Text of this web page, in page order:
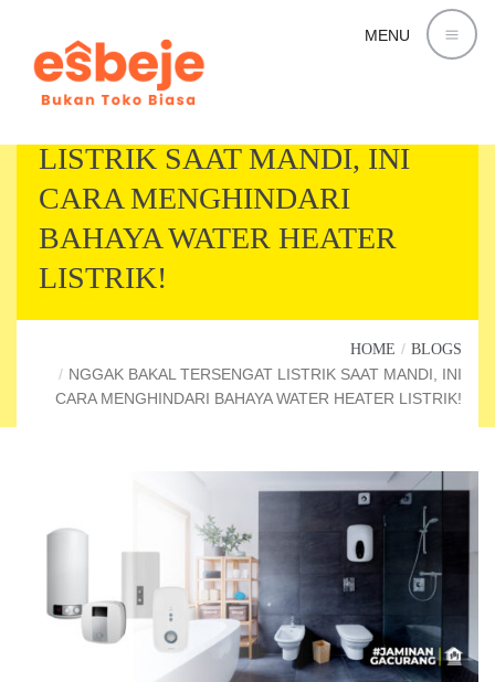
MENU
LISTRIK SAAT MANDI, INI
CARA MENGHINDARI
BAHAYA WATER HEATER
LISTRIK!
HOME BLOGS
NGGAK BAKAL TERSENGAT LISTRIK SAAT MANDI, INI
CARA MENGHINDARI BAHAYA WATER HEATER LISTRIK!